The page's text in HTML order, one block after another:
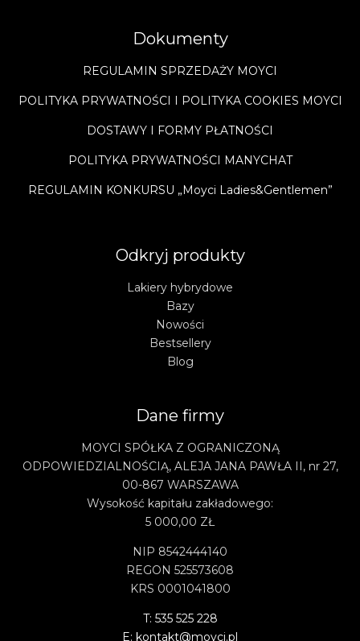
Dokumenty
REGULAMIN SPRZEDAŻY MOYCI
POLITYKA PRYWATNOŚCI I POLITYKA COOKIES MOYCI
DOSTAWY I FORMY PŁATNOŚCI
POLITYKA PRYWATNOŚCI MANYCHAT
REGULAMIN KONKURSU „Moyci Ladies&Gentlemen”
Odkryj produkty
Lakiery hybrydowe
Bazy
Nowości
Bestsellery
Blog
Dane firmy
MOYCI SPÓŁKA Z OGRANICZONĄ
ODPOWIEDZIALNOŚCIĄ, ALEJA JANA PAWŁA II, nr 27,
00-867 WARSZAWA
Wysokość kapitału zakładowego:
5 000,00 ZŁ
NIP 8542444140
REGON 525573608
KRS 0001041800
T: 535 525 228
E: kontakt@moyci.pl